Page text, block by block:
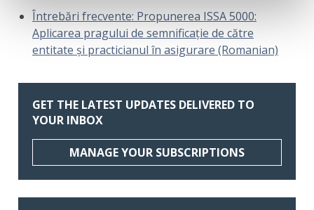
Întrebări frecvente: Propunerea ISSA 5000:
Aplicarea pragului de semnificație de către
entitate și practicianul în asigurare (Romanian)
GET THE LATEST UPDATES DELIVERED TO
YOUR INBOX
MANAGE YOUR SUBSCRIPTIONS